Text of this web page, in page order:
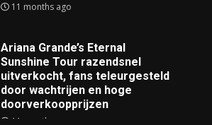
11 months ago
Ariana Grande’s Eternal
Sunshine Tour razendsnel
uitverkocht, fans teleurgesteld
door wachtrijen en hoge
doorverkoopprijzen
11 months ago